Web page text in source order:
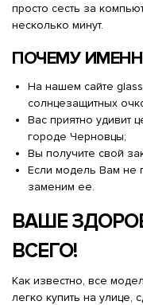
просто сесть за
несколько минут.
ПОЧЕМУ
На нашем сайте
солнцезащитных
Вас приятно удивит
городе Черновцы;
Вы получите свой
Если модель Вам не
заменим ее.
ВАШЕ
ВСЕГО!
Как известно, все
легко купить на улице,